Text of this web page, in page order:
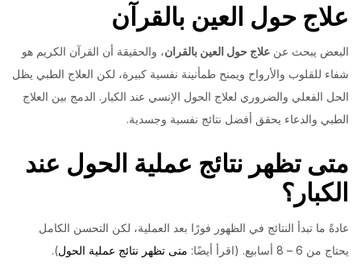
علاج حول العين بالقرآن
البعض يبحث عن علاج حول العين بالقران، والحقيقة أن القرآن الكريم هو
شفاء للقلوب والأرواح ويمنح طمأنينة نفسية كبيرة، لكن العلاج الطبي يظل
الحل الفعلي والضروري لعلاج الحول الإنسي عند الكبار. الدمج بين العلاج
الطبي والدعاء يحقق أفضل نتائج نفسية وجسدية.
متى تظهر نتائج عملية الحول عند
الكبار؟
عادةً ما تبدأ النتائج في الظهور فورًا بعد العملية، لكن التحسن الكامل
يحتاج من 6 – 8 أسابيع. (اقرأ أيضًا:
متى تظهر نتائج عملية الحول ).